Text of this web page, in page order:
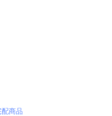
配商品